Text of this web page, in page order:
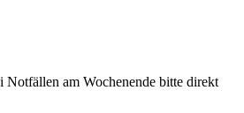
am Wochenende bitte direkt